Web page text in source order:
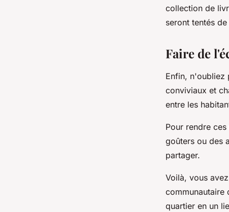
collection de
seront tentés
Faire de
Enfin, n'oubliez
conviviaux et
entre les
Pour rendre
goûters ou des
partager.
Voilà, vous
communautaire
quartier en un